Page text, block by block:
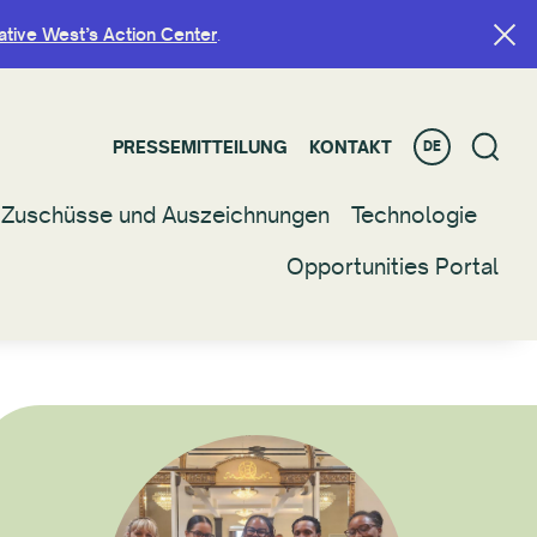
West’s Action Center.
PRESSEMITTEILUNG KONTAKT DE
Zuschüsse und Auszeichnungen
Technologie
Opportunities Portal
West’s Action Center.
PRESSEMITTEILUNG KONTAKT DE
Zuschüsse und Auszeichnungen
Technologie
Opportunities Portal